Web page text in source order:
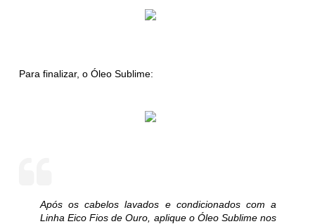
Para finalizar, o Óleo Sublime:
Após os cabelos lavados e condicionados com a
Linha Eico Fios de Ouro, aplique o Óleo Sublime nos